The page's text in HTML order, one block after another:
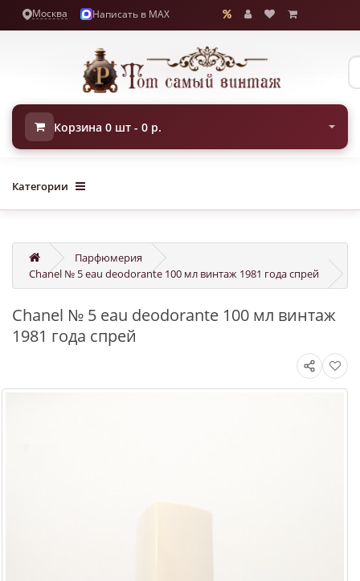
Москва Написать в MAX
Корзина 0 шт - 0 р.
Категории
Парфюмерия
Chanel № 5 eau deodorante 100 мл винтаж 1981 года спрей
Chanel № 5 eau deodorante 100 мл винтаж
1981 года спрей